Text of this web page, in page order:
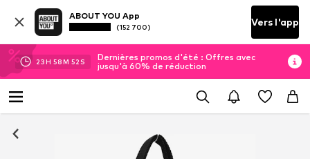
ABOUT YOU App
(152 700) Vers l'app
23H 58M 52 S
Dernières promos d'été : Offres avec
jusqu'à 60% de réduction